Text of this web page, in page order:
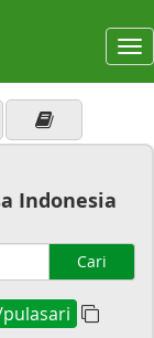
Indonesia
Cari